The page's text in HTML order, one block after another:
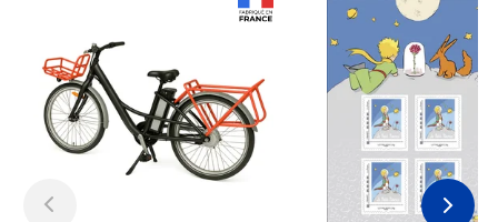
Prix 7,50€